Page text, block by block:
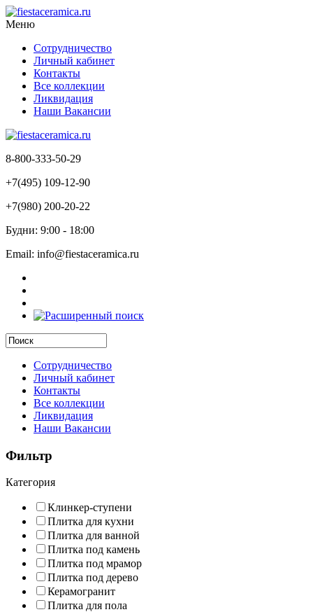
Меню
Сотрудничество
Личный кабинет
Контакты
Все коллекции
Ликвидация
Наши Вакансии
8-800-333-50-29
+7(495) 109-12-90
+7(980) 200-20-22
Будни: 9:00 - 18:00
Email: info@fiestaceramica.ru
Сотрудничество
Личный кабинет
Контакты
Все коллекции
Ликвидация
Наши Вакансии
Фильтр
Категория
Клинкер-ступени
Плитка для кухни
Плитка для ванной
Плитка под камень
Плитка под мрамор
Плитка под дерево
Керамогранит
Плитка для пола